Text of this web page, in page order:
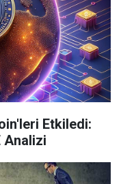
Etkiledi:
Analizi